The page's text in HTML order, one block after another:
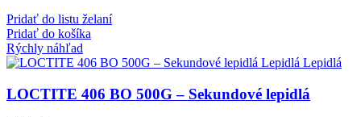
Pridať do listu želaní
Pridať do košíka
Rýchly náhľad
LOCTITE 406 BO 500G – Sekundové lepidlá